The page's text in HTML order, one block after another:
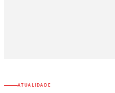
ATUALIDADE